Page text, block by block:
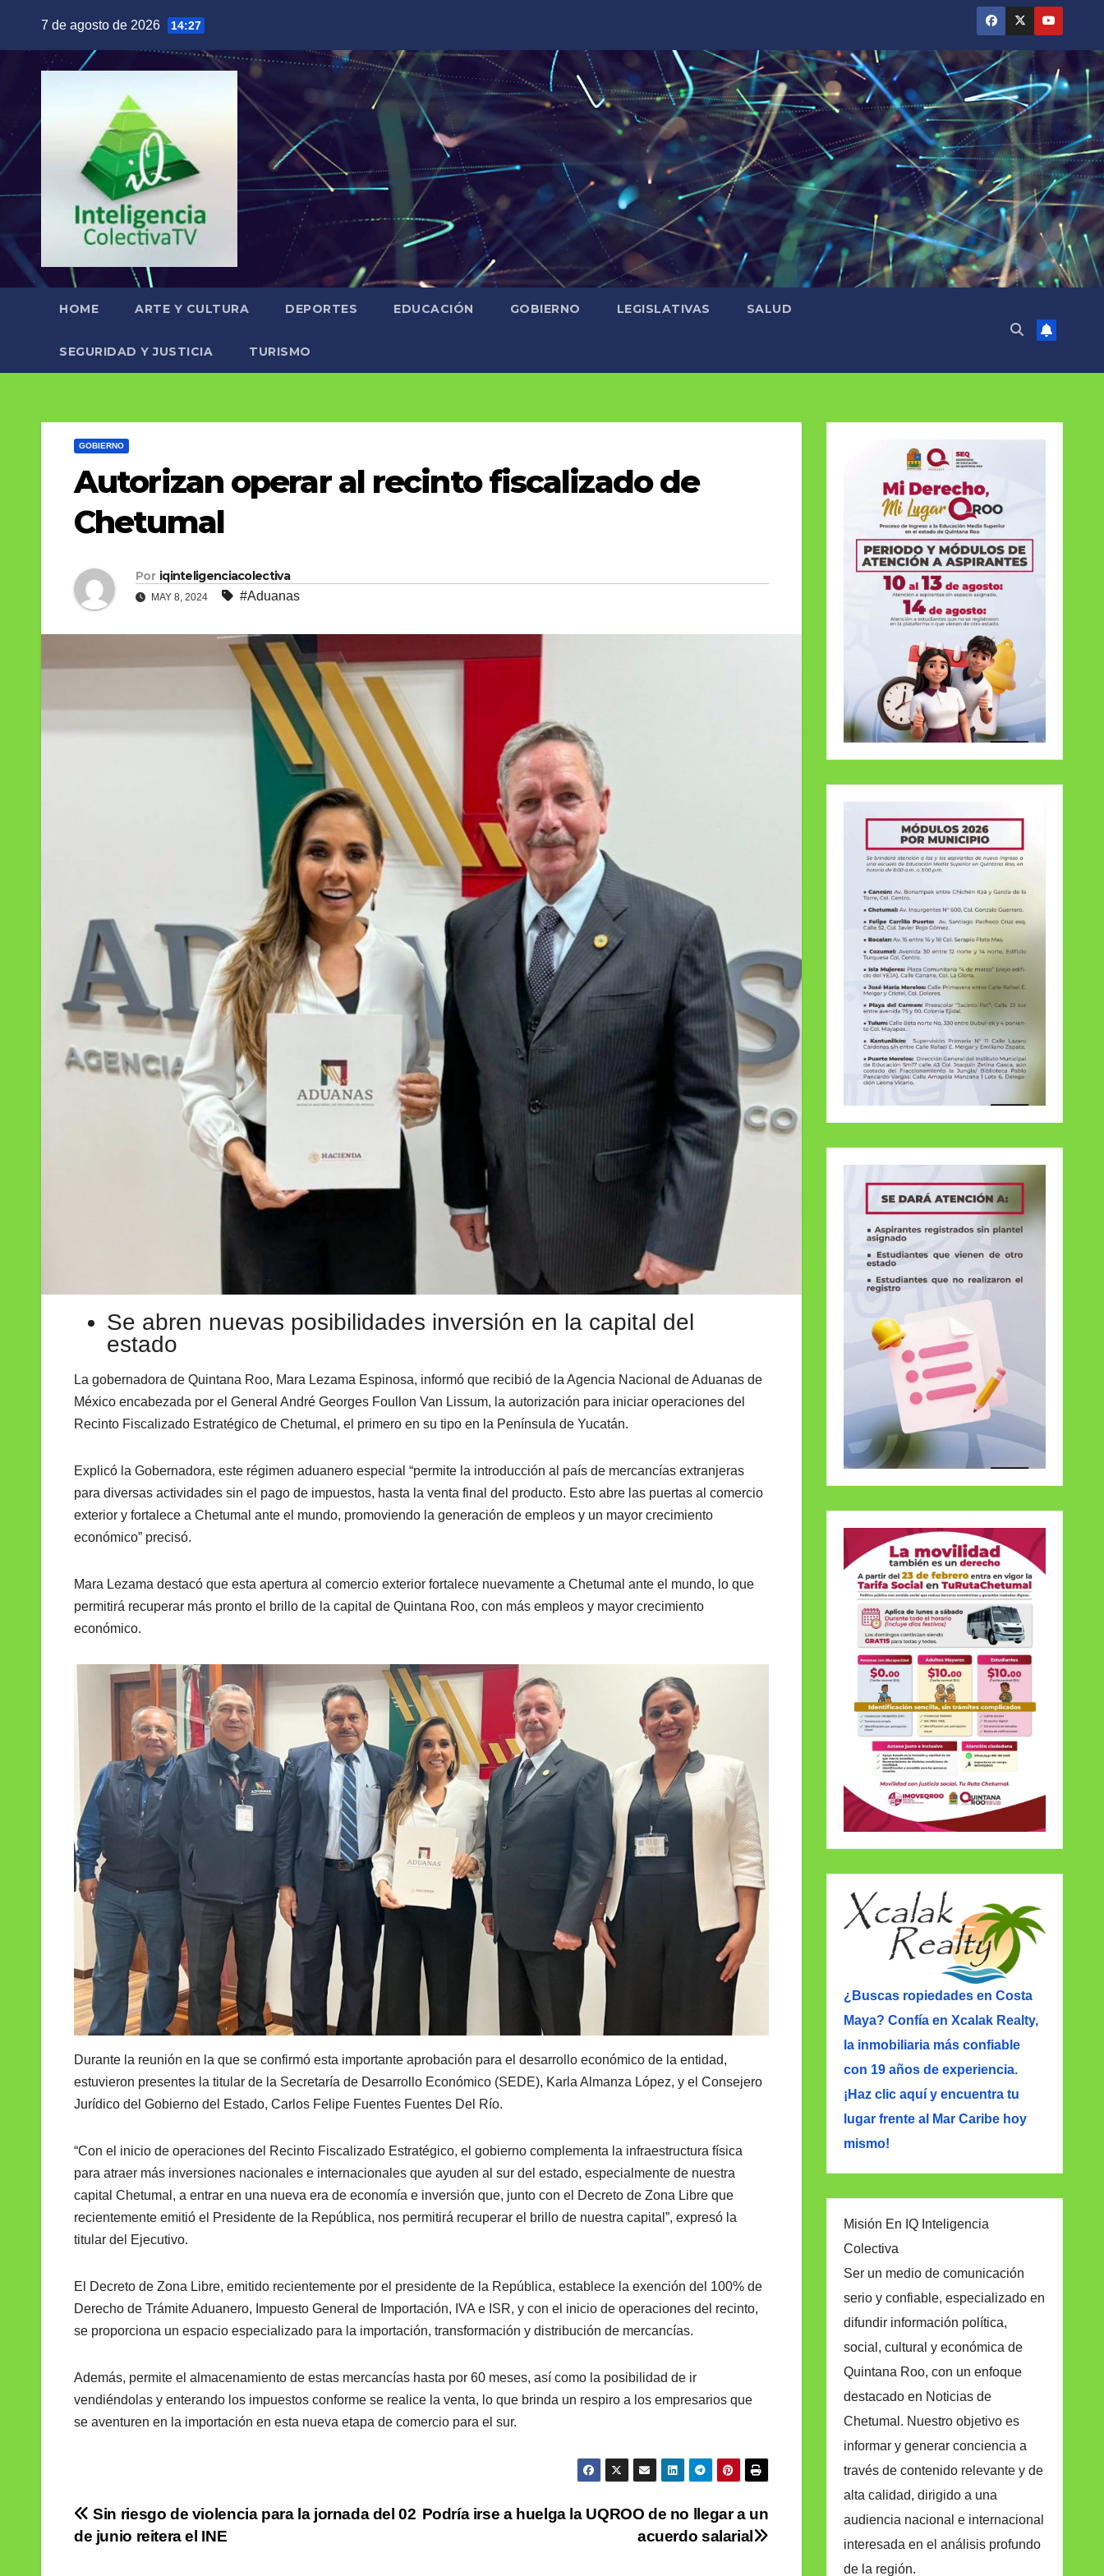
contenido
7 de agosto de 2026 14:27
HOME ARTE Y CULTURA DEPORTES EDUCACIÓN GOBIERNO LEGISLATIVAS SALUD
SEGURIDAD Y JUSTICIA TURISMO
GOBIERNO
Autorizan operar al recinto fiscalizado de
Chetumal
Por iqinteligenciacolectiva
MAY 8, 2024 #Aduanas
Se abren nuevas posibilidades inversión en la capital del
estado
La gobernadora de Quintana Roo, Mara Lezama Espinosa, informó que recibió de la Agencia Nacional de Aduanas de
México encabezada por el General André Georges Foullon Van Lissum, la autorización para iniciar operaciones del
Recinto Fiscalizado Estratégico de Chetumal, el primero en su tipo en la Península de Yucatán.
Explicó la Gobernadora, este régimen aduanero especial “permite la introducción al país de mercancías extranjeras
para diversas actividades sin el pago de impuestos, hasta la venta final del producto. Esto abre las puertas al comercio
exterior y fortalece a Chetumal ante el mundo, promoviendo la generación de empleos y un mayor crecimiento
económico” precisó.
Mara Lezama destacó que esta apertura al comercio exterior fortalece nuevamente a Chetumal ante el mundo, lo que
permitirá recuperar más pronto el brillo de la capital de Quintana Roo, con más empleos y mayor crecimiento
económico.
Durante la reunión en la que se confirmó esta importante aprobación para el desarrollo económico de la entidad,
estuvieron presentes la titular de la Secretaría de Desarrollo Económico (SEDE), Karla Almanza López, y el Consejero
Jurídico del Gobierno del Estado, Carlos Felipe Fuentes Fuentes Del Río.
“Con el inicio de operaciones del Recinto Fiscalizado Estratégico, el gobierno complementa la infraestructura física
para atraer más inversiones nacionales e internacionales que ayuden al sur del estado, especialmente de nuestra
capital Chetumal, a entrar en una nueva era de economía e inversión que, junto con el Decreto de Zona Libre que
recientemente emitió el Presidente de la República, nos permitirá recuperar el brillo de nuestra capital”, expresó la
titular del Ejecutivo.
El Decreto de Zona Libre, emitido recientemente por el presidente de la República, establece la exención del 100% de
Derecho de Trámite Aduanero, Impuesto General de Importación, IVA e ISR, y con el inicio de operaciones del recinto,
se proporciona un espacio especializado para la importación, transformación y distribución de mercancías.
Además, permite el almacenamiento de estas mercancías hasta por 60 meses, así como la posibilidad de ir
vendiéndolas y enterando los impuestos conforme se realice la venta, lo que brinda un respiro a los empresarios que
se aventuren en la importación en esta nueva etapa de comercio para el sur.
Navegación
de
Podría irse a huelga la UQROO de no llegar a un
acuerdo salarial
Sin riesgo de violencia para la jornada del 02
de junio reitera el INE
¿Buscas ropiedades en Costa
Maya? Confía en Xcalak Realty,
la inmobiliaria más confiable
con 19 años de experiencia.
¡Haz clic aquí y encuentra tu
lugar frente al Mar Caribe hoy
mismo!
Misión En IQ Inteligencia
Colectiva
Ser un medio de comunicación
serio y confiable, especializado en
difundir información política,
social, cultural y económica de
Quintana Roo, con un enfoque
destacado en Noticias de
Chetumal. Nuestro objetivo es
informar y generar conciencia a
través de contenido relevante y de
alta calidad, dirigido a una
audiencia nacional e internacional
interesada en el análisis profundo
de la región.